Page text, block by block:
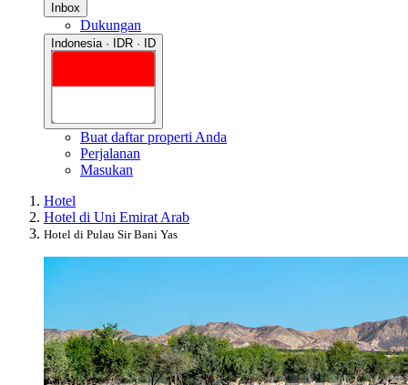
Inbox
Dukungan
Indonesia · IDR · ID
Buat daftar properti Anda
Perjalanan
Masukan
Hotel
Hotel di Uni Emirat Arab
Hotel di Pulau Sir Bani Yas